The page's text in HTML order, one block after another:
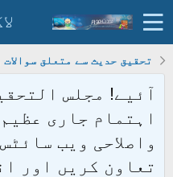
تحقیق حدیث سے متعلق
آئیے! مجلس
اہتمام جاری
واصلاحی ویب
تعاون کریں اور